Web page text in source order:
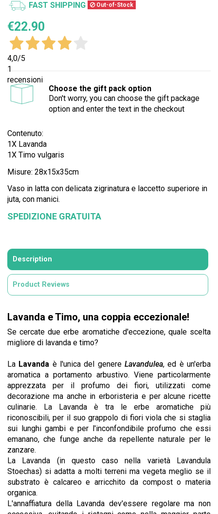
FAST SHIPPING Out-of-Stock
€22.90
4,0/5
1
recensioni
Choose the gift pack option
Don't worry, you can choose the gift package
option and enter the text in the checkout
Contenuto:
1X Lavanda
1X Timo vulgaris
Misure: 28x15x35cm
Vaso in latta con delicata zigrinatura e laccetto superiore in
juta, con manici.
SPEDIZIONE GRATUITA
Description
Product Reviews
Lavanda e Timo, una coppia eccezionale!
Se cercate due erbe aromatiche d'eccezione, quale scelta
migliore di lavanda e timo?
La Lavanda è l'unica del genereLavandulea, ed è un'erba
aromatica a portamento arbustivo. Viene particolarmente
apprezzata per il profumo dei fiori, utilizzati come
decorazione ma anche in erboristeria e per alcune ricette
culinarie. La Lavanda è tra le erbe aromatiche più
riconoscibili, per il suo grappolo di fiori viola che si staglia
sui lunghi gambi e per l'inconfondibile profumo che essi
emanano, che funge anche da repellente naturale per le
zanzare.
La Lavanda (in questo caso nella varietà Lavandula
Stoechas) si adatta a molti terreni ma vegeta meglio se il
substrato è calcareo e arricchito da compost o materia
organica.
L'annaffiatura della Lavanda dev'essere regolare ma non